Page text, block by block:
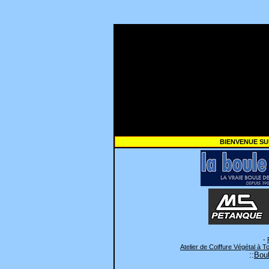
BIENVENUE
-
Atelier de Coiffure Végétal à
::